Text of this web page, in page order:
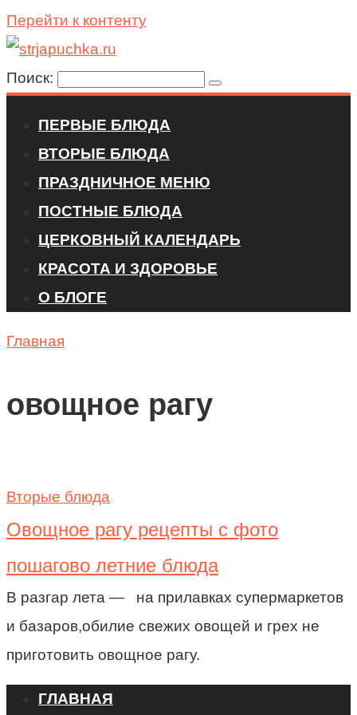
Перейти к контенту
Поиск:
ПЕРВЫЕ БЛЮДА
ВТОРЫЕ БЛЮДА
ПРАЗДНИЧНОЕ МЕНЮ
ПОСТНЫЕ БЛЮДА
ЦЕРКОВНЫЙ КАЛЕНДАРЬ
КРАСОТА И ЗДОРОВЬЕ
О БЛОГЕ
Главная
овощное рагу
Вторые блюда
Овощное рагу рецепты с фото
пошагово летние блюда
В разгар лета — на прилавках супермаркетов
и базаров,обилие свежих овощей и грех не
приготовить овощное рагу.
ГЛАВНАЯ